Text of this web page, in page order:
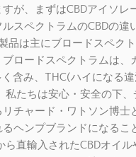
が、まずはCBDアイソレ
スペクトラムのCBDの違
品は主にブロードスペク
ロードスペクトラムは、
く含み、THC(ハイになる
私たちは安心・安全の下
チャード・ワトソン博士
ヘンプブランドになるこ
ら直輸入されたCBDオイ